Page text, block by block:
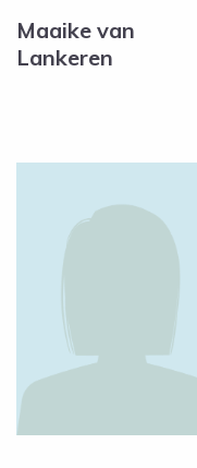
Maaike van
Lankeren